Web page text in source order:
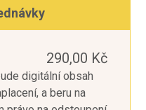
290,00 Kč
digitální obsah
a beru na